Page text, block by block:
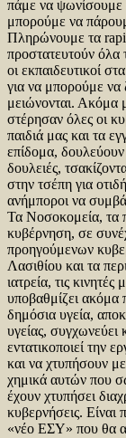
πάμε να ψωνίσουμε
μπορούμε να
Πληρώνουμε τα
προστατευτούν όλα
οι εκπαιδευτικοί
για να μπορούμε να
μειώνονται. Ακόμα
στέρησαν όλες οι
παιδιά μας και τα
επίδομα,
δουλειές,
στην τσέπη για
ανήμποροι να
Τα Νοσοκομεία, τα
κυβέρνηση, σε
προηγούμενων
Λασιθίου και τα
ιατρεία, τις
υποβαθμίζει ακόμα
δημόσια υγεία,
υγείας, συγχωνεύει
εντατικοποιεί την
και να χτυπήσουν
χημικά αυτών που
έχουν χτυπήσει
κυβερνήσεις. Είναι
«νέο ΕΣΥ» που θα